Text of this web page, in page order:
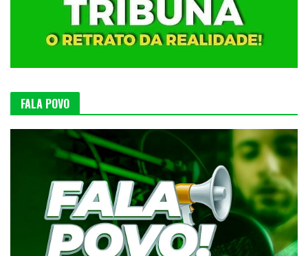
FALA POVO